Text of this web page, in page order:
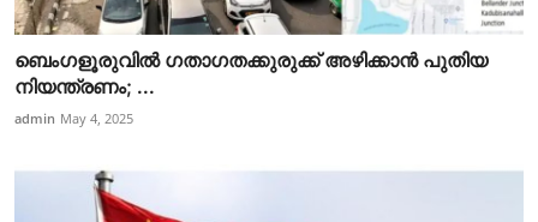
ബെംഗളൂരുവിൽ ഗതാഗതക്കുരുക്ക് അഴിക്കാൻ പുതിയ
നിയന്ത്രണം; ...
admin May 4, 2025